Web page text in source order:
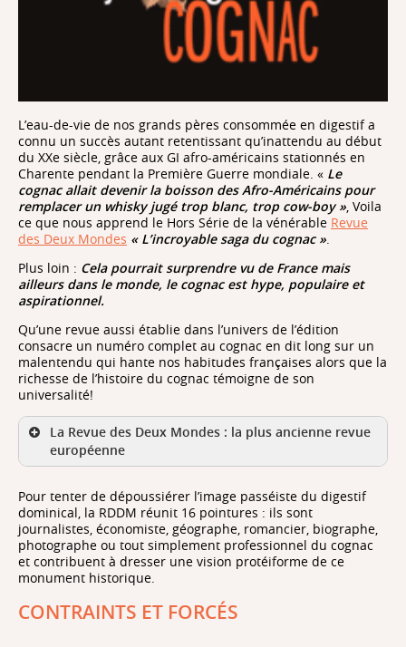
L’eau-de-vie de nos grands pères consommée en digestif a
connu un succès autant retentissant qu’inattendu au début
du XXe siècle, grâce aux GI afro-américains stationnés en
Charente pendant la Première Guerre mondiale. « Le
cognac allait devenir la boisson des Afro-Américains pour
remplacer un whisky jugé trop blanc, trop cow-boy » , Voila
ce que nous apprend le Hors Série de la vénérable Revue
des Deux Mondes « L’incroyable saga du cognac »
Plus loin : Cela pourrait surprendre vu de France mais
ailleurs dans le monde, le cognac est hype, populaire et
aspirationnel.
Qu’une revue aussi établie dans l’univers de l’édition
consacre un numéro complet au cognac en dit long sur un
malentendu qui hante nos habitudes françaises alors que la
richesse de l’histoire du cognac témoigne de son
universalité!
La Revue des Deux Mondes : la plus ancienne revue
européenne
"Party is a madness of many, for the gain of a few."
Cette citation du poète anglais Alexander Pope
Pour tenter de dépoussiérer l’image passéiste du digestif
dominical, la RDDM réunit 16 pointures : ils sont
journalistes, économiste, géographe, romancier, biographe,
photographe ou tout simplement professionnel du cognac
et contribuent à dresser une vision protéiforme de ce
monument historique.
CONTRAINTS ET FORCÉS